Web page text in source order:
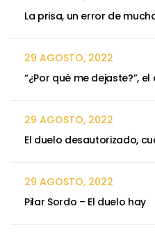
La prisa, un error de
29 AGOSTO, 2022
“¿Por qué me dejaste?”, el
29 AGOSTO, 2022
El duelo desautorizado,
29 AGOSTO, 2022
Pilar Sordo – El duelo hay